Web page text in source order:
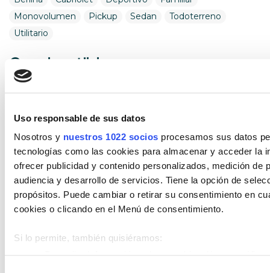
Uso responsable de sus datos
Nosotros y nuestros 1022 socios procesamos sus datos
tecnologías como las cookies para almacenar y acceder la
ofrecer publicidad y contenido personalizados, medición de
audiencia y desarrollo de servicios. Tiene la opción de
propósitos. Puede cambiar o retirar su consentimiento en
cookies o clicando en el Menú de consentimiento.
Si lo permite, también quisiéramos:
Monovolumen
Pickup Sedan
Todoterreno
Utilitario
Combustible
Encuentra tu vehículo por combustible
Diésel Eléctrico Gasolina
Cambio
Encuentra tu vehículo por cambios
Automático Manual
Estado de vehículo